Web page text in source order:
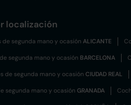
localización
de segunda mano y ocasión ALICANTE
segunda mano y ocasión BARCELONA
de segunda mano y ocasión CIUDAD REAL
segunda mano y ocasión GRANADA